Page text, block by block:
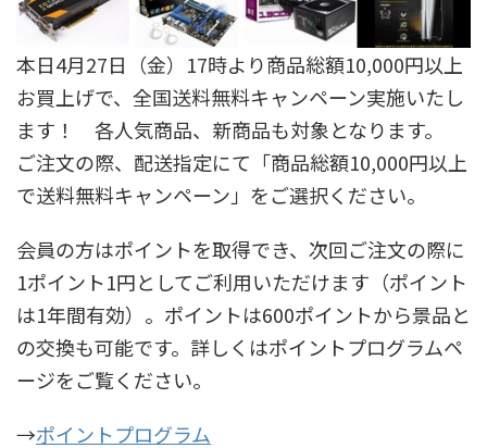
本日4月27日（金）17時より商品総額10,000円以上
お買上げで、全国送料無料キャンペーン実施いたし
ます！ 各人気商品、新商品も対象となります。
ご注文の際、配送指定にて「商品総額10,000円以上
で送料無料キャンペーン」をご選択ください。
会員の方はポイントを取得でき、次回ご注文の際に
1ポイント1円としてご利用いただけます（ポイント
は1年間有効）。ポイントは600ポイントから景品と
の交換も可能です。詳しくはポイントプログラムペ
ージをご覧ください。
→ポイントプログラム